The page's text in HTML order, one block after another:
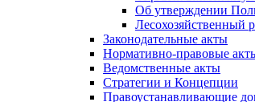
Об утверждении
Лесохозяйственный
Законодательные акты
Нормативно-правовые
Ведомственные акты
Стратегии и Концепции
Правоустанавливающие